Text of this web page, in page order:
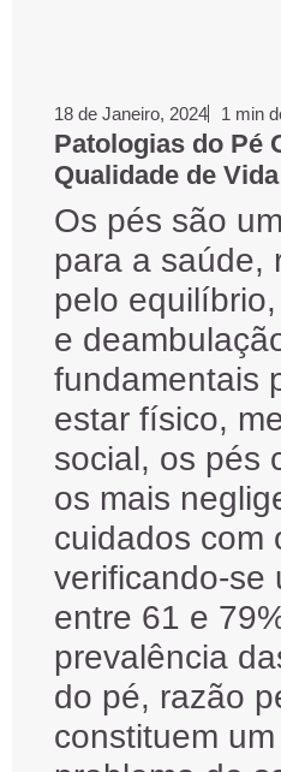
18 de Janeiro, 2024 1 min
Patologias do Pé
Qualidade de Vida
Os pés são
para a saúde,
pelo
e
fundamentais
estar físico,
social, os pés
os mais
cuidados com
verificando-se
entre 61 e
prevalência
do pé, razão
constituem